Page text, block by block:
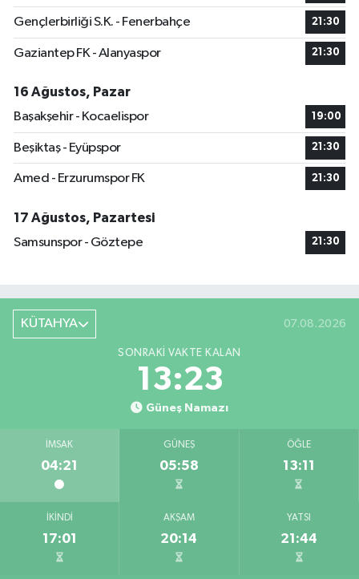
Gençlerbirliği S.K. - Fenerbahçe 21:30
Gaziantep FK - Alanyaspor 21:30
16 Ağustos, Pazar
Başakşehir - Kocaelispor
19:00
Beşiktaş - Eyüpspor 21:30
Amed - Erzurumspor FK 21:30
17 Ağustos, Pazartesi
Samsunspor - Göztepe
21:30
KÜTAHYA 07.08.2026
SONRAKI VAKTE KALAN
13:23
Güneş Namazı
İMSAK
04:21
GÜNEŞ
05:58
ÖĞLE
13:11
İKINDI
17:01
AKŞAM
20:14
YATSI
21:44